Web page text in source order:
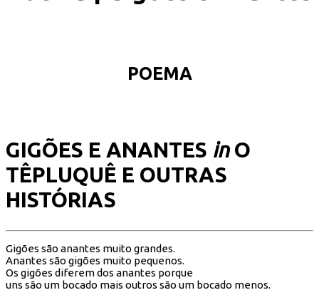
POEMA
GIGÕES E ANANTES inO
TÊPLUQUÊ E OUTRAS
HISTÓRIAS
Gigões são anantes muito grandes.
Anantes são gigões muito pequenos.
Os gigões diferem dos anantes porque
uns são um bocado mais outros são um bocado menos.